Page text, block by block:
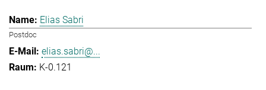
Elias Sabri
Postdoc
elias.sabri@...
K-0.121